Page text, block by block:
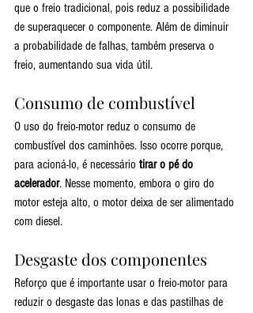
que o freio tradicional, pois reduz a possibilidade
de superaquecer o componente. Além de diminuir
a probabilidade de falhas, também preserva o
freio, aumentando sua vida útil.
Consumo de combustível
O uso do freio-motor reduz o consumo de
combustível dos caminhões. Isso ocorre porque,
para acioná-lo, é necessário tirar o pé do
acelerador. Nesse momento, embora o giro do
motor esteja alto, o motor deixa de ser alimentado
com diesel.
Desgaste dos componentes
Reforço que é importante usar o freio-motor para
reduzir o desgaste das lonas e das pastilhas de